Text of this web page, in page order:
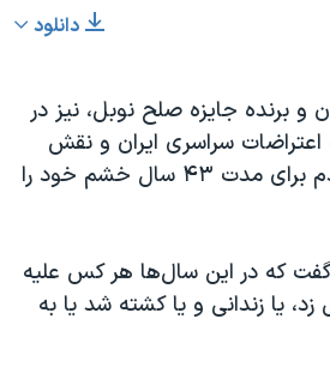
دانلود
و برنده جایزه صلح نوبل، نیز در
سراسری ایران و نقش
زنان در آن گفت که مردم برای مدت ۴۳ سال خشم خود را
که در این سال‌ها هر کس علیه
یا زندانی و یا کشته شد یا به